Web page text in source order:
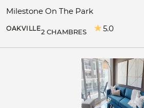
Milestone On The Park
OAKVILLE2 CHAMBRES 5.0